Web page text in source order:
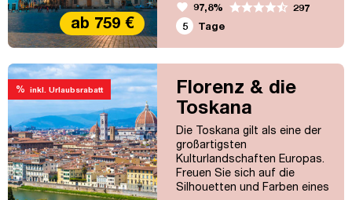
andererseits. Viele
Sehenswürdigkeiten wie
Frauenkirche, Semperoper,
Zwinger & Co werden Sie
begeistern!
ab 759 €
favorite 97,8%
297
5
Tage
% inkl. Urlaubsrabatt
Florenz & die
Toskana
Die Toskana gilt als eine der
großartigsten
Kulturlandschaften Europas.
Freuen Sie sich auf die
Silhouetten und Farben eines